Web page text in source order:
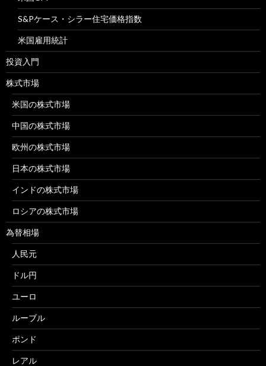
S&Pケース・シラー住宅価格指数
米国雇用統計
投資入門
株式市場
米国の株式市場
中国の株式市場
欧州の株式市場
日本の株式市場
インドの株式市場
ロシアの株式市場
為替相場
人民元
ドル円
ユーロ
ルーブル
ポンド
レアル